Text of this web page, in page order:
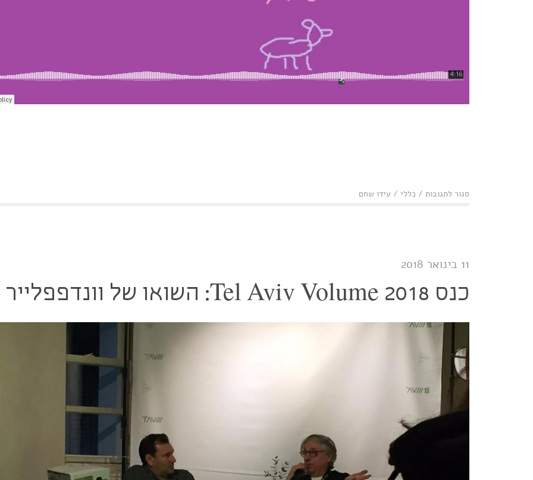
סגור לתגובותעל
אלקטרונית חכמה
/ כללי / עידו שחם
11 בינואר 2018
כנס Tel Aviv Volume 2018: השואו של וונדפפלייר